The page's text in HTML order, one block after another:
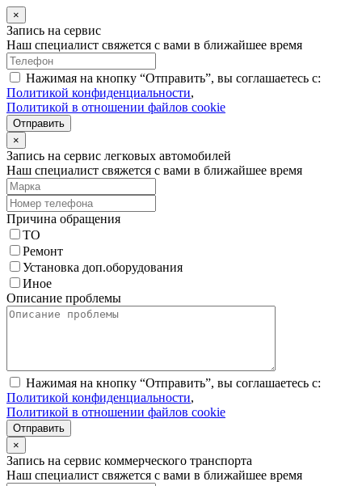
×
Запись на сервис
Наш специалист свяжется с вами в ближайшее время
Нажимая на кнопку “Отправить”, вы соглашаетесь с:
Политикой конфиденциальности,
Политикой в отношении файлов cookie
Отправить
×
Запись на сервис легковых автомобилей
Наш специалист свяжется с вами в ближайшее время
Причина обращения
ТО
Ремонт
Установка доп.оборудования
Иное
Описание проблемы
Нажимая на кнопку “Отправить”, вы соглашаетесь с:
Политикой конфиденциальности,
Политикой в отношении файлов cookie
Отправить
×
Запись на сервис коммерческого транспорта
Наш специалист свяжется с вами в ближайшее время